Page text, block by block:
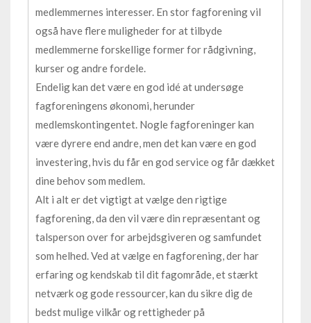
medlemmernes interesser. En stor fagforening vil
også have flere muligheder for at tilbyde
medlemmerne forskellige former for rådgivning,
kurser og andre fordele.
Endelig kan det være en god idé at undersøge
fagforeningens økonomi, herunder
medlemskontingentet. Nogle fagforeninger kan
være dyrere end andre, men det kan være en god
investering, hvis du får en god service og får dækket
dine behov som medlem.
Alt i alt er det vigtigt at vælge den rigtige
fagforening, da den vil være din repræsentant og
talsperson over for arbejdsgiveren og samfundet
som helhed. Ved at vælge en fagforening, der har
erfaring og kendskab til dit fagområde, et stærkt
netværk og gode ressourcer, kan du sikre dig de
bedst mulige vilkår og rettigheder på